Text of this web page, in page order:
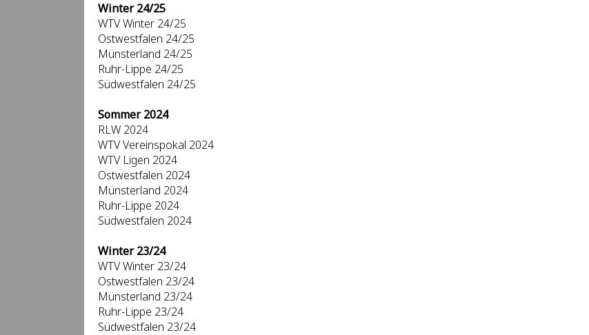
Winter 24/25
WTV Winter 24/25
Ostwestfalen 24/25
Münsterland 24/25
Ruhr-Lippe 24/25
Südwestfalen 24/25
Sommer 2024
RLW 2024
WTV Vereinspokal 2024
WTV Ligen 2024
Ostwestfalen 2024
Münsterland 2024
Ruhr-Lippe 2024
Südwestfalen 2024
Winter 23/24
WTV Winter 23/24
Ostwestfalen 23/24
Münsterland 23/24
Ruhr-Lippe 23/24
Südwestfalen 23/24